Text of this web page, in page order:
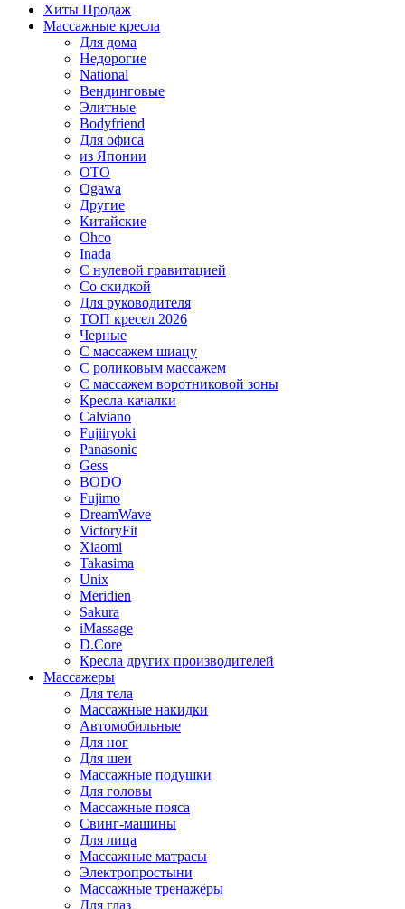
Хиты Продаж
Массажные кресла
Для дома
Недорогие
National
Вендинговые
Элитные
Bodyfriend
Для офиса
из Японии
OTO
Ogawa
Другие
Китайские
Ohco
Inada
С нулевой гравитацией
Со скидкой
Для руководителя
ТОП кресел 2026
Черные
С массажем шиацу
С роликовым массажем
С массажем воротниковой зоны
Кресла-качалки
Calviano
Fujiiryoki
Panasonic
Gess
BODO
Fujimo
DreamWave
VictoryFit
Xiaomi
Takasima
Unix
Meridien
Sakura
iMassage
D.Core
Кресла других производителей
Массажеры
Для тела
Массажные накидки
Автомобильные
Для ног
Для шеи
Массажные подушки
Для головы
Массажные пояса
Свинг-машины
Для лица
Массажные матрасы
Электропростыни
Массажные тренажёры
Для глаз